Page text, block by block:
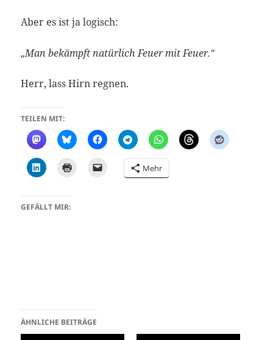
Aber es ist ja logisch:
„Man bekämpft natürlich Feuer mit Feuer.“
Herr, lass Hirn regnen.
TEILEN MIT:
Mehr
GEFÄLLT MIR:
ÄHNLICHE BEITRÄGE